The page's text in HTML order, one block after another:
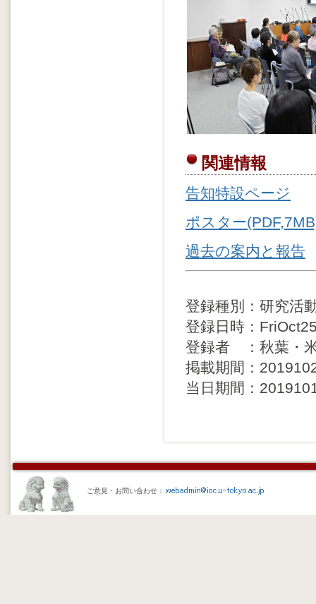
関連情報
告知特設ページ
ポスター
過去の案内と報告
登録種別：研究活
登録日時：
登録者 ：秋葉・
掲載期間：
当日期間：
ご意見・お問い合わせ：